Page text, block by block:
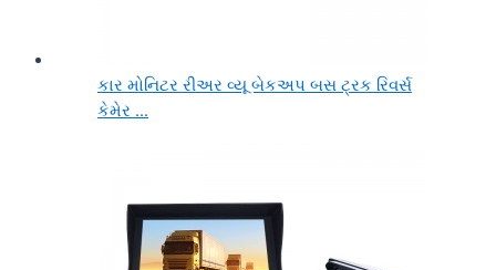
કાર મોનિટર રીઅર વ્યૂ બેકઅપ બસ ટ્રક રિવર્સ
કેમેર ...